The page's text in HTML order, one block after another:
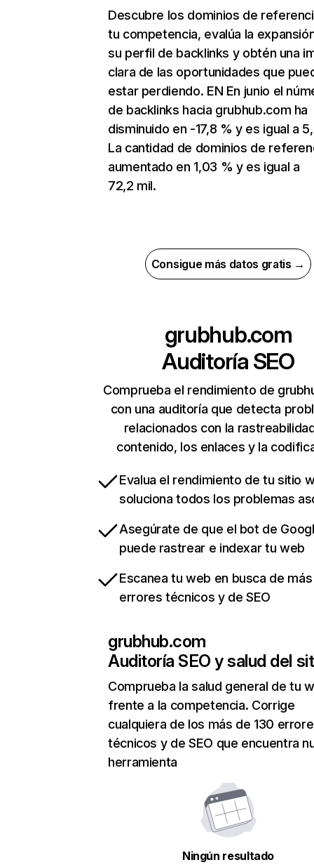
Descubre los dominios de
tu competencia, evalúa la
su perfil de backlinks y obtén una
clara de las oportunidades que
estar perdiendo. EN En junio el
de backlinks hacia grubhub.com ha
disminuido en -17,8 % y es igual a
La cantidad de dominios de
aumentado en 1,03 % y es igual a
72,2 mil.
Consigue más datos gratis →
grubhub.com
Auditoría SEO
Comprueba el rendimiento de
con una auditoría que detecta
relacionados con la
contenido, los enlaces y la
Evalua el rendimiento de tu sitio
soluciona todos los problemas
Asegúrate de que el bot de
puede rastrear e indexar tu web
Escanea tu web en busca de
errores técnicos y de SEO
grubhub.com
Auditoría SEO y salud del
Comprueba la salud general de tu
frente a la competencia. Corrige
cualquiera de los más de 130
técnicos y de SEO que encuentra
herramienta
Ningún resultado